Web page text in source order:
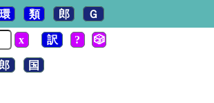
環 類 郎 Ｇ
x 訳 ? 🎲
郎
国